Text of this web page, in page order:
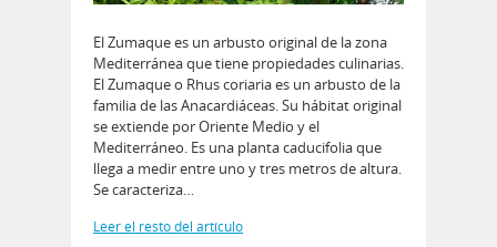
El Zumaque es un arbusto original de la zona
Mediterránea que tiene propiedades culinarias.
El Zumaque o Rhus coriaria es un arbusto de la
familia de las Anacardiáceas. Su hábitat original
se extiende por Oriente Medio y el
Mediterráneo. Es una planta caducifolia que
llega a medir entre uno y tres metros de altura.
Se caracteriza…
Leer el resto del artículo